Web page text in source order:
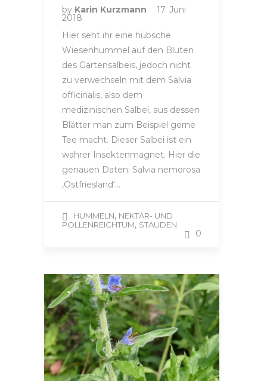
by Karin Kurzmann 17. Juni
2018
Hier seht ihr eine hübsche
Wiesenhummel auf den Blüten
des Gartensalbeis, jedoch nicht
zu verwechseln mit dem Salvia
officinalis, also dem
medizinischen Salbei, aus dessen
Blätter man zum Beispiel gerne
Tee macht. Dieser Salbei ist ein
wahrer Insektenmagnet. Hier die
genauen Daten: Salvia nemorosa
‚Ostfriesland‘…
HUMMELN, NEKTAR- UND
POLLENREICHTUM, STAUDEN
0